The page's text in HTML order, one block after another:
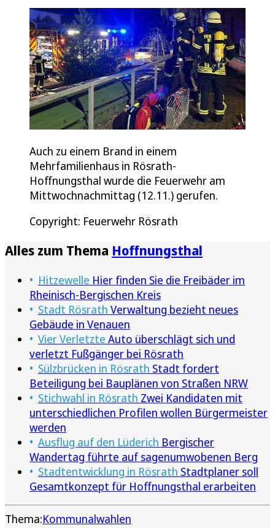
Auch zu einem Brand in einem
Mehrfamilienhaus in Rösrath-
Hoffnungsthal wurde die Feuerwehr am
Mittwochnachmittag (12.11.) gerufen.
Copyright: Feuerwehr Rösrath
Alles zum Thema Hoffnungsthal
Hitzewelle Hier finden Sie die Freibäder im
Rheinisch-Bergischen Kreis
Stadt Rösrath Verwaltung bezieht neues
Gebäude in Venauen
Vier Verletzte Auto überschlägt sich und
verletzt Fußgänger bei Rösrath
Sülzbrücken in Rösrath Stadt fordert
Beteiligung bei Bauplänen von Straßen NRW
Stichwahl in Rösrath Zwei Kandidaten mit
unterschiedlichen Profilen wollen Bürgermeister
werden
Ausflug auf den Lüderich Bergischer
Wandertag führte auf sagenumwobenen Berg
Stadtentwicklung in Rösrath Stadtplaner soll
Gesamtkonzept für Hoffnungsthal erarbeiten
Thema:Kommunalwahlen